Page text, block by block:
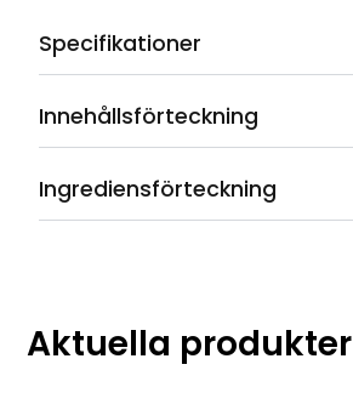
Specifikationer
Innehållsförteckning
Ingrediensförteckning
Aktuella produkter